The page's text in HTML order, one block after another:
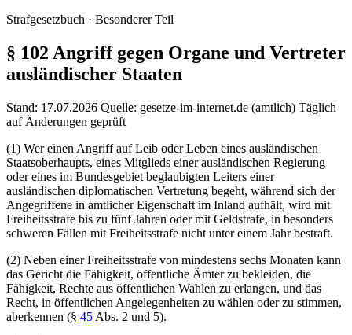
Strafgesetzbuch · Besonderer Teil
§ 102 Angriff gegen Organe und Vertreter
ausländischer Staaten
Stand: 17.07.2026 Quelle: gesetze-im-internet.de (amtlich) Täglich
auf Änderungen geprüft
(1) Wer einen Angriff auf Leib oder Leben eines ausländischen
Staatsoberhaupts, eines Mitglieds einer ausländischen Regierung
oder eines im Bundesgebiet beglaubigten Leiters einer
ausländischen diplomatischen Vertretung begeht, während sich der
Angegriffene in amtlicher Eigenschaft im Inland aufhält, wird mit
Freiheitsstrafe bis zu fünf Jahren oder mit Geldstrafe, in besonders
schweren Fällen mit Freiheitsstrafe nicht unter einem Jahr bestraft.
(2) Neben einer Freiheitsstrafe von mindestens sechs Monaten kann
das Gericht die Fähigkeit, öffentliche Ämter zu bekleiden, die
Fähigkeit, Rechte aus öffentlichen Wahlen zu erlangen, und das
Recht, in öffentlichen Angelegenheiten zu wählen oder zu stimmen,
aberkennen (§ 45 Abs. 2 und 5).